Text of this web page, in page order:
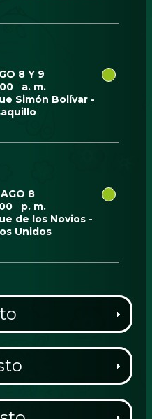
8 Y 9
a. m.
Simón Bolívar -
AGO 8
p. m.
de los Novios -
Unidos